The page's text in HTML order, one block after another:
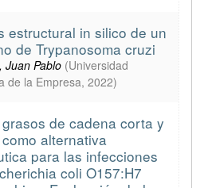
estructural in silico de un
de Trypanosoma cruzi
Juan Pablo (Universidad
de la Empresa, 2022)
de cadena corta y
alternativa
para las infecciones
coli O157:H7